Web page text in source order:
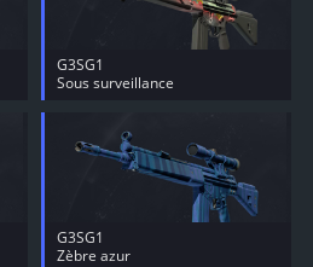
G3SG1
Sous surveillance
G3SG1
Zèbre azur